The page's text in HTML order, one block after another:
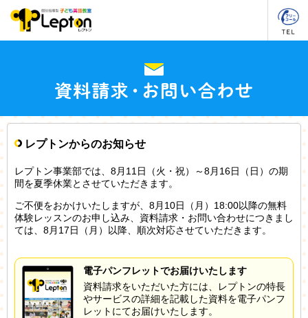
レプトンからのお知らせ
レプトン事業部では、8月11日（火・祝）～8月16日（日）の期
間を夏季休業とさせていただきます。
ご不便をおかけいたしますが、8月10日（月）18:00以降の無料
体験レッスンのお申し込み、資料請求・お問い合わせにつきまし
ては、8月17日（月）以降、順次対応させていただきます。
電子パンフレットでお届けいたします
資料請求をいただいた方には、レプトンの特長
やサービスの詳細を記載した資料を電子パンフ
レットにてお届けいたします。